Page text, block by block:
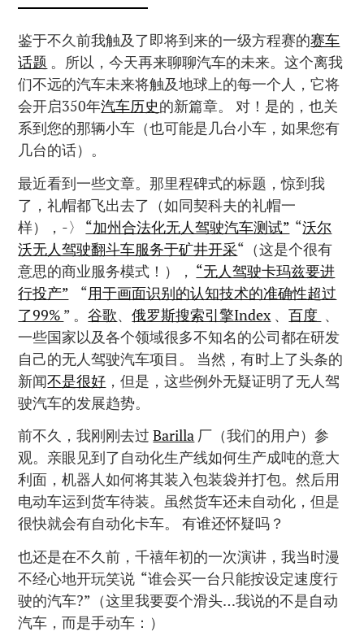
鉴于不久前我触及了即将到来的一级方程赛的赛车
话题 。所以，今天再来聊聊汽车的未来。这个离我
们不远的汽车未来将触及地球上的每一个人，它将
会开启350年汽车历史的新篇章。 对！是的，也关
系到您的那辆小车（也可能是几台小车，如果您有
几台的话）。
最近看到一些文章。那里程碑式的标题，惊到我
了，礼帽都飞出去了（如同契科夫的礼帽一
样），-〉 “加州合法化无人驾驶汽车测试” “沃尔
沃无人驾驶翻斗车服务于矿井开采“（这是个很有
意思的商业服务模式！）， “无人驾驶卡玛兹要进
行投产” “用于画面识别的认知技术的准确性超过
了99% ” 。谷歌、俄罗斯搜索引擎Index 、百度 、
一些国家以及各个领域很多不知名的公司都在研发
自己的无人驾驶汽车项目。 当然，有时上了头条的
新闻不是很好 ，但是，这些例外无疑证明了无人驾
驶汽车的发展趋势。
前不久，我刚刚去过Barilla 厂（我们的用户）参
观。亲眼见到了自动化生产线如何生产成吨的意大
利面，机器人如何将其装入包装袋并打包。然后用
电动车运到货车待装。虽然货车还未自动化，但是
很快就会有自动化卡车。 有谁还怀疑吗？
也还是在不久前，千禧年初的一次演讲，我当时漫
不经心地开玩笑说 “谁会买一台只能按设定速度行
驶的汽车?”（这里我要耍个滑头…我说的不是自动
汽车，而是手动车：）